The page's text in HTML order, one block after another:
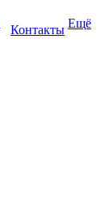
Контакты Ещё